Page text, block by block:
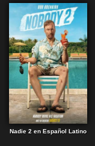
Nadie 2 en Español Latino